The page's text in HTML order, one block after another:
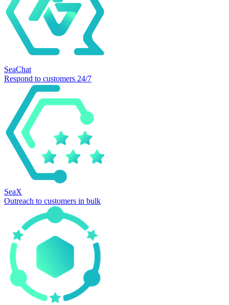
SeaChat
Respond to customers 24/7
SeaX
Outreach to customers in bulk